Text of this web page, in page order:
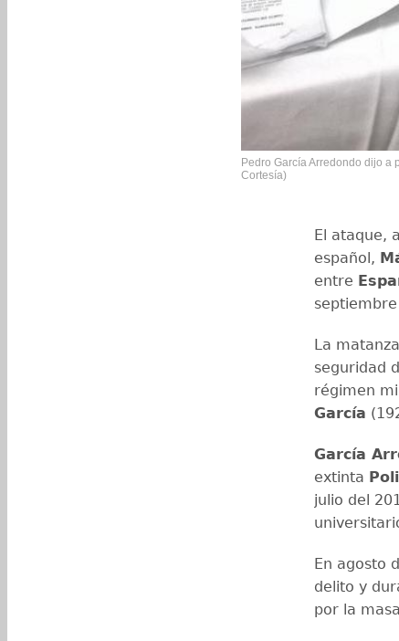
Pedro García Arredondo dijo a
Cortesía)
El ataque,
español,
entre
La
seguridad
régimen
García
García
extinta
julio del
En agosto
delito y
por la